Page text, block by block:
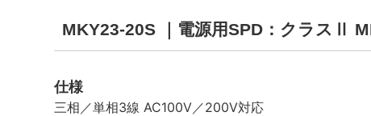
MKY23-20S ｜電源用SPD：クラスⅡ
仕様
三相／単相3線 AC100V／200V対応